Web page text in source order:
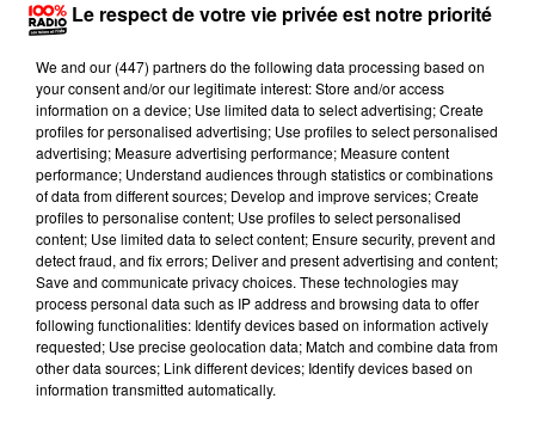
Lecture (1 min 15 sec)
100%
Le respect de votre vie privée est notre priorité
We and our (447) partnersdo the following data processing based on
your consent and/or our legitimate interest: Store and/or access
information on a device; Use limited data to select advertising; Create
profiles for personalised advertising; Use profiles to select personalised
advertising; Measure advertising performance; Measure content
performance; Understand audiences through statistics or combinations
of data from different sources; Develop and improve services; Create
profiles to personalise content; Use profiles to select personalised
content; Use limited data to select content; Ensure security, prevent and
detect fraud, and fix errors; Deliver and present advertising and content;
Save and communicate privacy choices. These technologies may
process personal data such as IP address and browsing data to offer
following functionalities: Identify devices based on information actively
requested; Use precise geolocation data; Match and combine data from
other data sources; Link different devices; Identify devices based on
information transmitted automatically.